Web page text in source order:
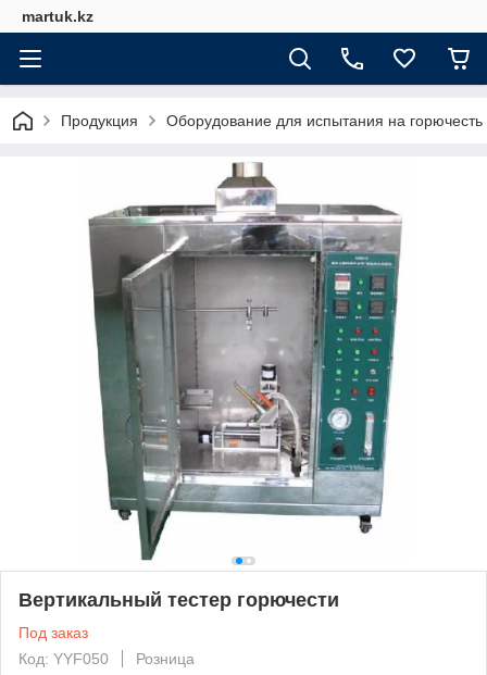
martuk.kz
Продукция Оборудование для испытания на горючесть
Вертикальный тестер горючести
Под заказ
Код: YYF050
Розница